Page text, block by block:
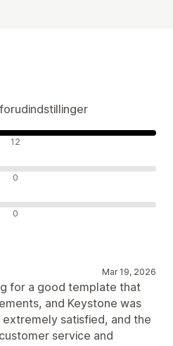
12
0
0
Mar 19, 2026
for a good template that
and Keystone was
satisfied, and the
service and